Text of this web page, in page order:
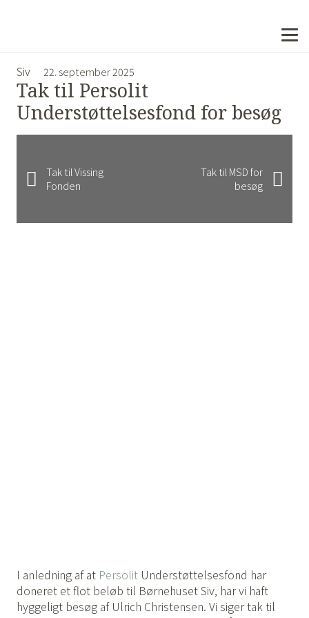
Siv 22. september 2025
Tak til Persolit
Understøttelsesfond for besøg
Tak til Vissing
Fonden
Tak til MSD for
besøg
I anledning af at Persolit Understøttelsesfond har
doneret et flot beløb til Børnehuset Siv, har vi haft
hyggeligt besøg af Ulrich Christensen. Vi siger tak til